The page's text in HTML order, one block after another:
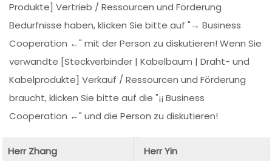
Produkte] Vertrieb / Ressourcen und Förderung
Bedürfnisse haben, klicken Sie bitte auf "→ Business
Cooperation ←" mit der Person zu diskutieren! Wenn Sie
verwandte [Steckverbinder | Kabelbaum | Draht- und
Kabelprodukte] Verkauf / Ressourcen und Förderung
braucht, klicken Sie bitte auf die "¡¡ Business
Cooperation ←" und die Person zu diskutieren!
Herr Zhang
Herr Yin